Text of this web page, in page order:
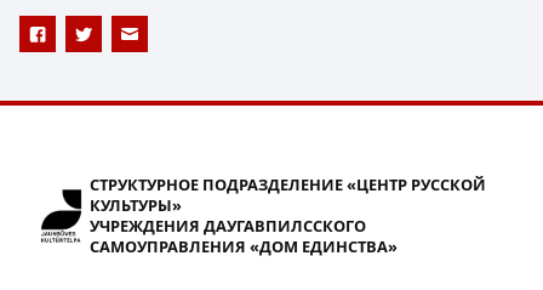
СТРУКТУРНОЕ ПОДРАЗДЕЛЕНИЕ «ЦЕНТР РУССКОЙ
КУЛЬТУРЫ»
УЧРЕЖДЕНИЯ ДАУГАВПИЛССКОГО
САМОУПРАВЛЕНИЯ «ДОМ ЕДИНСТВА»